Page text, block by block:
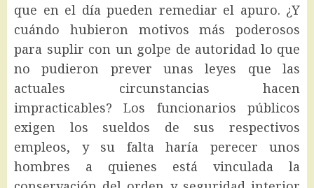
que en el día pueden remediar el apuro. ¿Y
cuándo hubieron motivos más poderosos
para suplir con un golpe de autoridad lo que
no pudieron prever unas leyes que las
actuales circunstancias hacen
impracticables? Los funcionarios públicos
exigen los sueldos de sus respectivos
empleos, y su falta haría perecer unos
hombres a quienes está vinculada la